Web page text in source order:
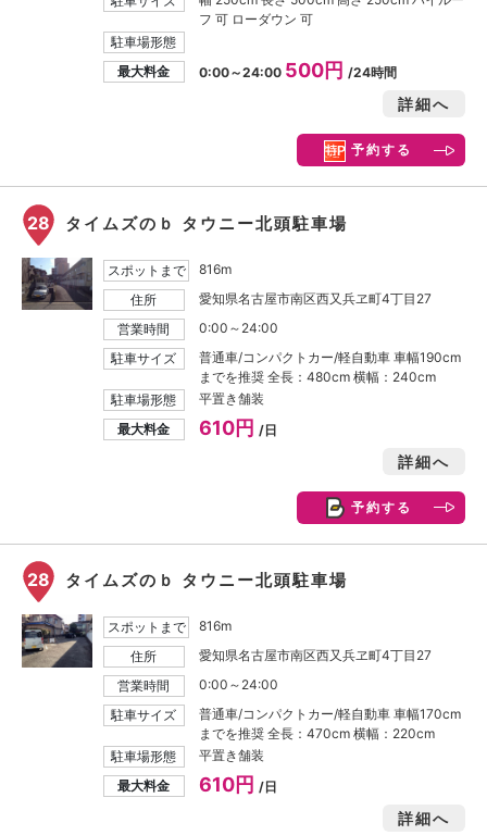
フ 可 ローダウン 可
駐車場形態
最大料金
0:00～24:00 500円/24時間
詳細へ
予約する
28 タイムズのｂ タウニー北頭駐車場
スポットまで
816m
住所
愛知県名古屋市南区西又兵ヱ町4丁目27
営業時間
0:00～24:00
駐車サイズ
普通車/コンパクトカー/軽自動車 車幅190cm
までを推奨 全長：480cm 横幅：240cm
駐車場形態
平置き舗装
最大料金
610円 /日
詳細へ
予約する
28 タイムズのｂ タウニー北頭駐車場
スポットまで
816m
住所
愛知県名古屋市南区西又兵ヱ町4丁目27
営業時間
0:00～24:00
駐車サイズ
普通車/コンパクトカー/軽自動車 車幅170cm
までを推奨 全長：470cm 横幅：220cm
駐車場形態
平置き舗装
最大料金
610円 /日
詳細へ